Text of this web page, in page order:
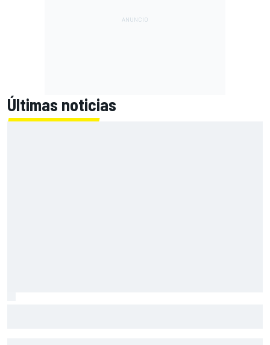
Últimas noticias